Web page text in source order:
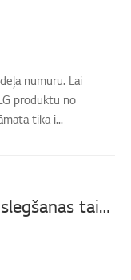
numuru. Lai
produktu no
tika i...
[LG TV iestatījumi] Kā iestatīt ieslēgšanas/izslēgšanas taimeri?